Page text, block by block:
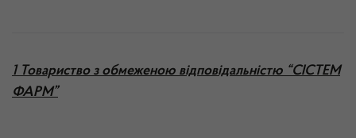
1 Товариство з обмеженою відповідальністю “СІСТЕМ
ФАРМ”